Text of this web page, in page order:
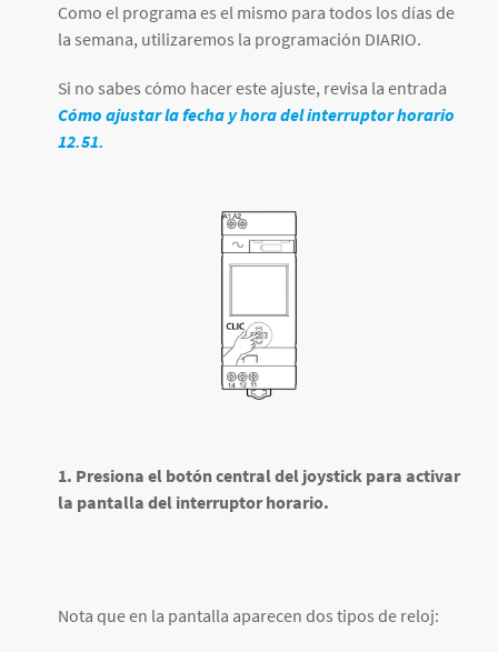
Como el programa es el mismo para todos los días de
la semana, utilizaremos la programación DIARIO.
Si no sabes cómo hacer este ajuste, revisa la entrada
Cómo ajustar la fecha y hora del interruptor horario
12.51.
1. Presiona el botón central del joystick para activar
la pantalla del interruptor horario.
Nota que en la pantalla aparecen dos tipos de reloj: